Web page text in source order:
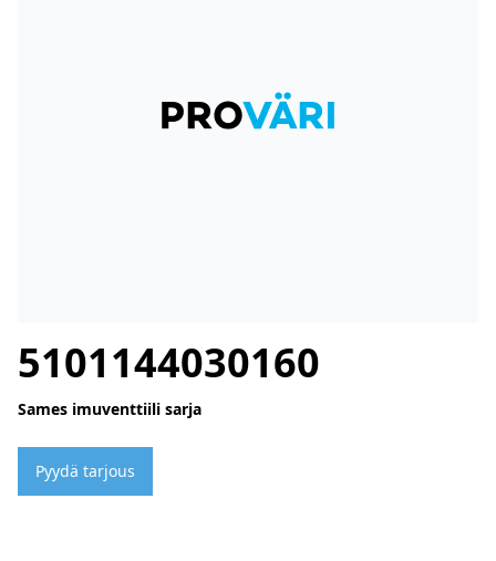
5101144030160
Sames imuventtiili sarja
Pyydä tarjous